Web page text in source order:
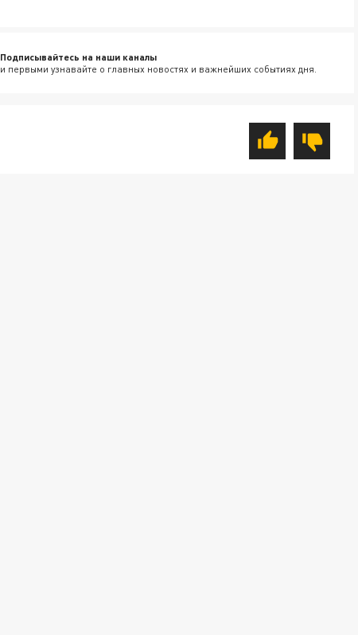
Подписывайтесь на наши каналы
и первыми узнавайте о главных новостях и важнейших событиях дня.